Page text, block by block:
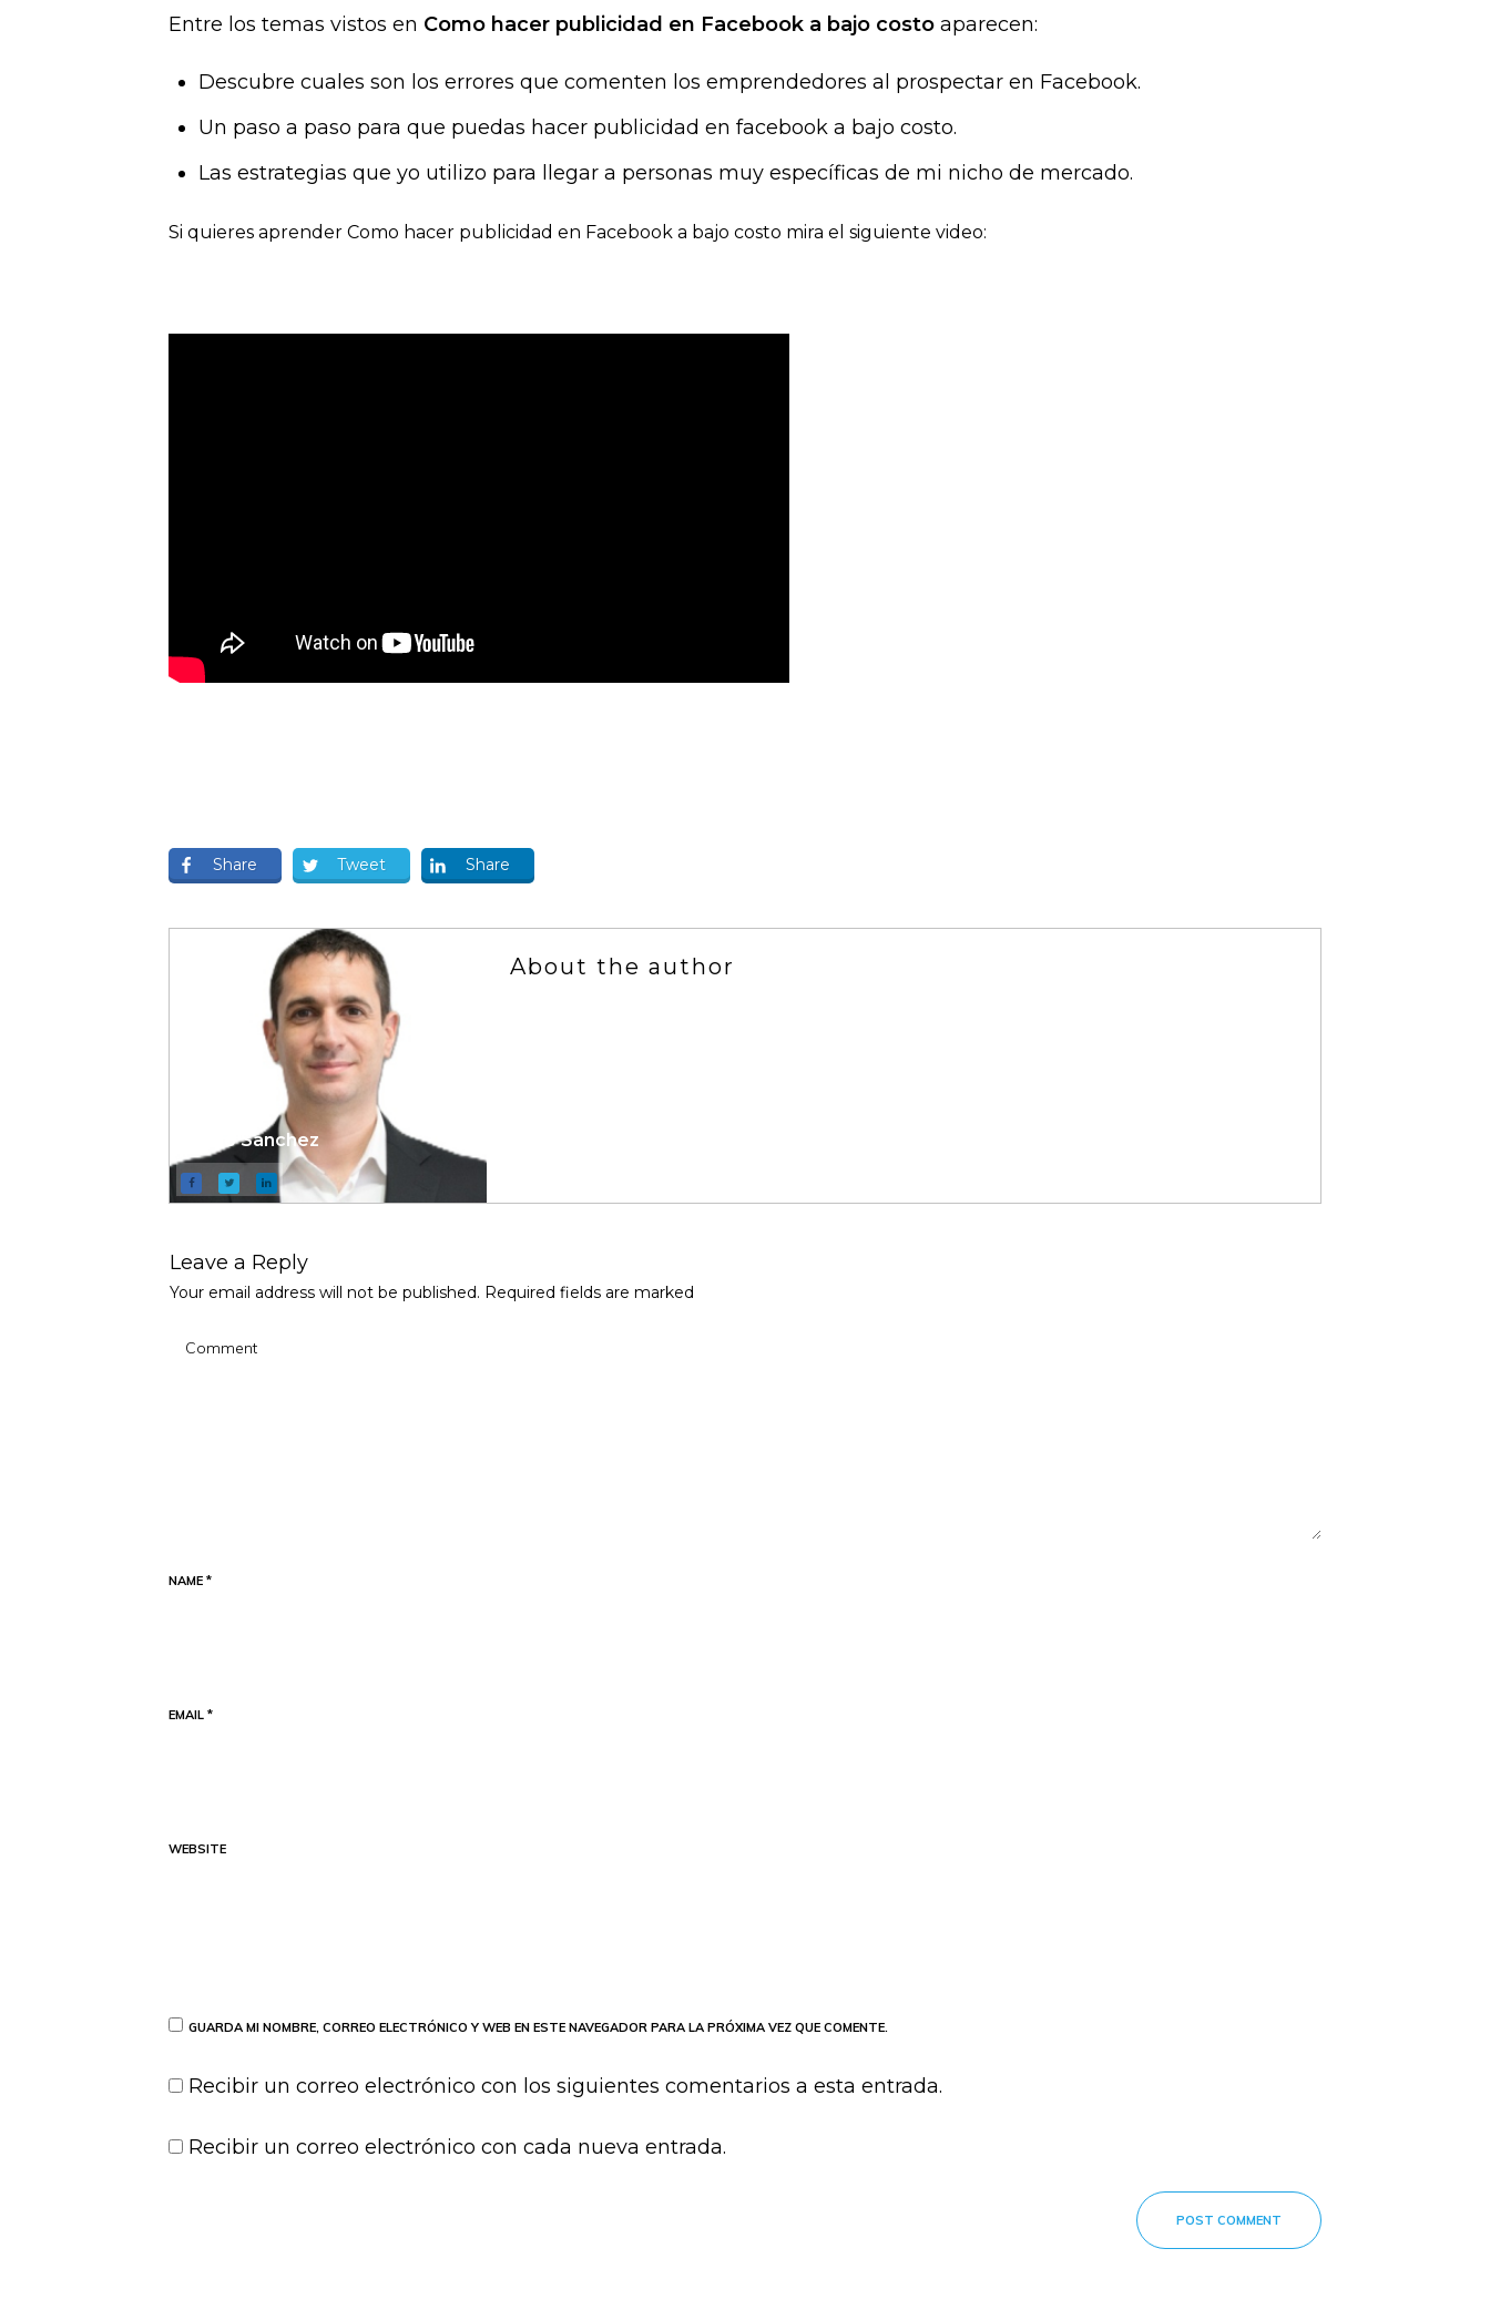
Entre los temas vistos en Como hacer publicidad en Facebook a bajo costo aparecen:
Descubre cuales son los errores que comenten los emprendedores al prospectar en Facebook.
Un paso a paso para que puedas hacer publicidad en facebook a bajo costo.
Las estrategias que yo utilizo para llegar a personas muy específicas de mi nicho de mercado.
Si quieres aprender Como hacer publicidad en Facebook a bajo costo mira el siguiente video:
Share Tweet Share
Pablo Sanchez
About the author
Leave a Repl​​​​​y
Your email address will not be published. Required fields are marked
NAME *
EMAIL *
WEBSITE
GUARDA MI NOMBRE, CORREO ELECTRÓNICO Y WEB EN ESTE NAVEGADOR PARA LA PRÓXIMA VEZ QUE COMENTE.
Recibir un correo electrónico con los siguientes comentarios a esta entrada.
Recibir un correo electrónico con cada nueva entrada.
POST COMMENT